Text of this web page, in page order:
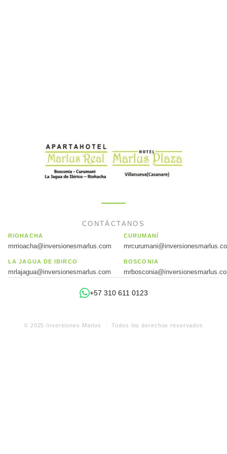
CONTÁCTANOS
RIOHACHA
mrrioacha@inversionesmarlus.com
CURUMANÍ
LA JAGUA DE IBIRCO
mrlajagua@inversionesmarlus.com
BOSCONIA
+57 310 611 0123
© 2025 Inversiones Marlus · Todos los derechos reservados